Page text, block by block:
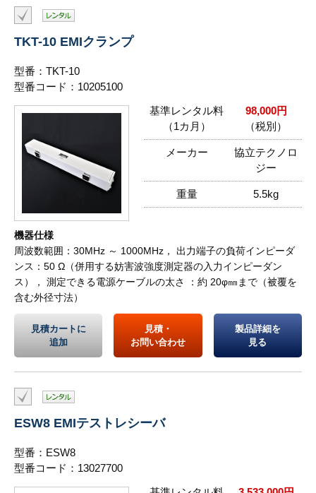
TKT-10 EMIクランプ
型番：TKT-10
型番コード：10205100
基準レンタル料
（1カ月）
98,000円
（税別）
メーカー
協立テクノロ
ジー
重量 5.5kg
機器仕様
周波数範囲：30MHz ～ 1000MHz， 出力端子の負荷インピーダ
ンス：50 Ω（併用する妨害波強度測定器の入力インピーダン
ス）， 測定できる電源ケーブルの太さ ：約 20φ㎜まで（被覆を
含む外径寸法）
見積カートに
追加
見積・
お問い合わせ
製品詳細を
見る
ESW8 EMIテストレシーバ
型番：ESW8
型番コード：13027700